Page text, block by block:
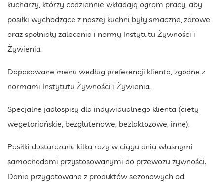
kucharzy, którzy codziennie wkładają ogrom pracy, aby
posiłki wychodzące z naszej kuchni były smaczne, zdrowe
oraz spełniały zalecenia i normy Instytutu Żywności i
Żywienia.
Dopasowane menu według preferencji klienta, zgodne z
normami Instytutu Żywności i Żywienia.
Specjalne jadłospisy dla indywidualnego klienta (diety
wegetariańskie, bezglutenowe, bezlaktozowe, inne).
Posiłki dostarczane kilka razy w ciągu dnia własnymi
samochodami przystosowanymi do przewozu żywności.
Dania przygotowane z produktów sezonowych od